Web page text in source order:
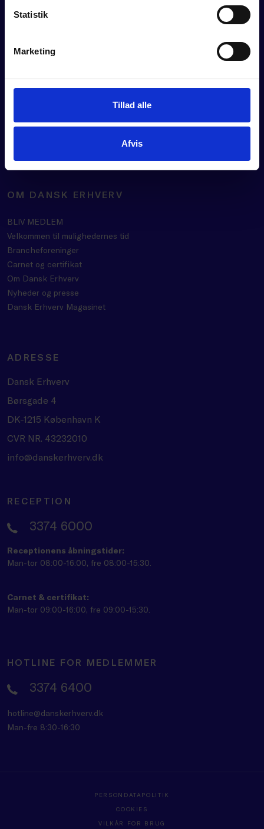
Statistik
Marketing
Tillad alle
Afvis
Kurser og events
Se vores webinarer
OM DANSK ERHVERV
BLIV MEDLEM
Velkommen til mulighedernes tid
Brancheforeninger
Carnet og certifikat
Om Dansk Erhverv
Nyheder og presse
Dansk Erhverv Magasinet
ADRESSE
Dansk Erhverv
Børsgade 4
DK-1215 København K
CVR NR. 43232010
info@danskerhverv.dk
RECEPTION
3374 6000
Receptionens åbningstider:
Man-tor 08:00-16:00, fre 08:00-15:30.
Carnet & certifikat:
Man-tor 09:00-16:00, fre 09:00-15:30.
HOTLINE FOR MEDLEMMER
3374 6400
hotline@danskerhverv.dk
Man-fre 8:30-16:30
PERSONDATAPOLITIK
COOKIES
VILKÅR FOR BRUG